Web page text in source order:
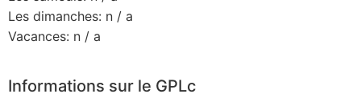
Les dimanches: n / a
Vacances: n / a
Informations sur le GPLc